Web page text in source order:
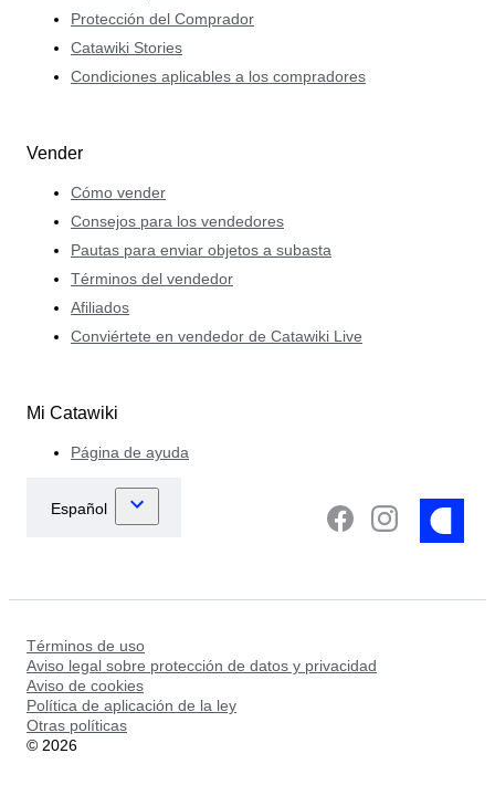
Protección del Comprador
Catawiki Stories
Condiciones aplicables a los compradores
Vender
Cómo vender
Consejos para los vendedores
Pautas para enviar objetos a subasta
Términos del vendedor
Afiliados
Conviértete en vendedor de Catawiki Live
Mi Catawiki
Página de ayuda
Términos de uso
Aviso legal sobre protección de datos y privacidad
Aviso de cookies
Política de aplicación de la ley
Otras políticas
© 2026